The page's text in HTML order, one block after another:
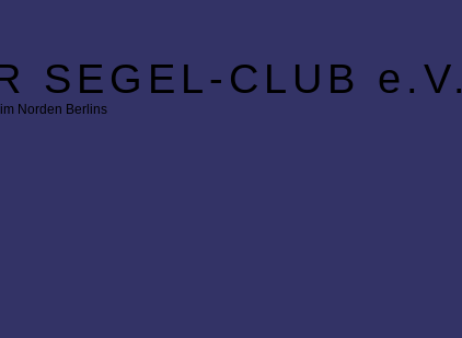
SEGEL-CLUB e.V.
Norden Berlins